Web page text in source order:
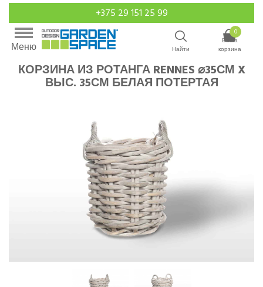
+375 29 151 25 99
Меню Найти
0
Ваша
корзина
КОРЗИНА ИЗ РОТАНГА RENNES ⌀35СМ X
ВЫС. 35СМ БЕЛАЯ ПОТЕРТАЯ